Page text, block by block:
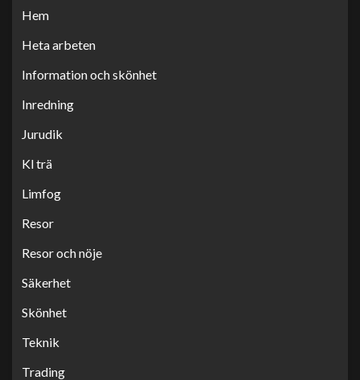
Hem
Heta arbeten
Information och skönhet
Inredning
Jurudik
Kl trä
Limfog
Resor
Resor och nöje
Säkerhet
Skönhet
Teknik
Trading